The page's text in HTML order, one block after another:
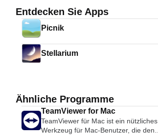
Entdecken Sie Apps
Picnik
Stellarium
Ähnliche Programme
TeamViewer for Mac
TeamViewer für Mac ist ein nützliches
Werkzeug für Mac-Benutzer, die den